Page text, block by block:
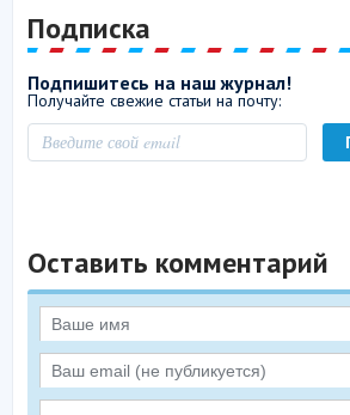
Подписка
Подпишитесь на наш журнал!
Получайте свежие статьи на почту:
Оставить комментарий